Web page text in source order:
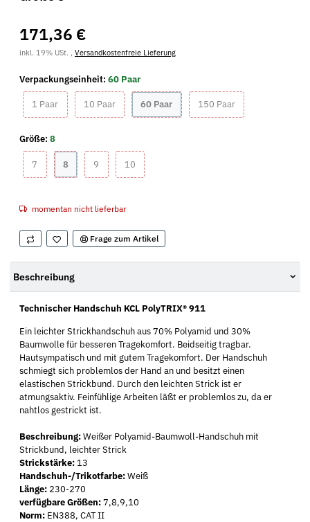
171,36 €
inkl. 19% USt. , Versandkostenfreie Lieferung
Verpackungseinheit: 60 Paar
1 Paar1 Paar 10 Paar10 Paar60 Paar60 Paar150 Paar150 Paar
Größe: 8
7 88 9 1010
momentan nicht lieferbar
Frage zum Artikel
Beschreibung
Technischer Handschuh KCL PolyTRIX® 911
Ein leichter Strickhandschuh aus 70% Polyamid und 30%
Baumwolle für besseren Tragekomfort. Beidseitig tragbar.
Hautsympatisch und mit gutem Tragekomfort. Der Handschuh
schmiegt sich problemlos der Hand an und besitzt einen
elastischen Strickbund. Durch den leichten Strick ist er
atmungsaktiv. Feinfühlige Arbeiten läßt er problemlos zu, da er
nahtlos gestrickt ist.
Beschreibung:Weißer Polyamid-Baumwoll-Handschuh mit
Strickbund, leichter Strick
Strickstärke: 13
Handschuh-/Trikotfarbe:Weiß
Länge: 230-270
verfügbare Größen:7,8,9,10
Norm: EN388, CAT II